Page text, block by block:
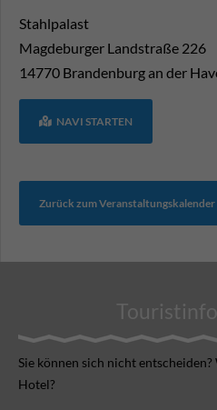
Stahlpalast
Magdeburger Landstraße 226
14770 Brandenburg an der
NAVI STARTEN
Zurück zum Veranstaltungskalender
Sie können sich nicht
Hotel?